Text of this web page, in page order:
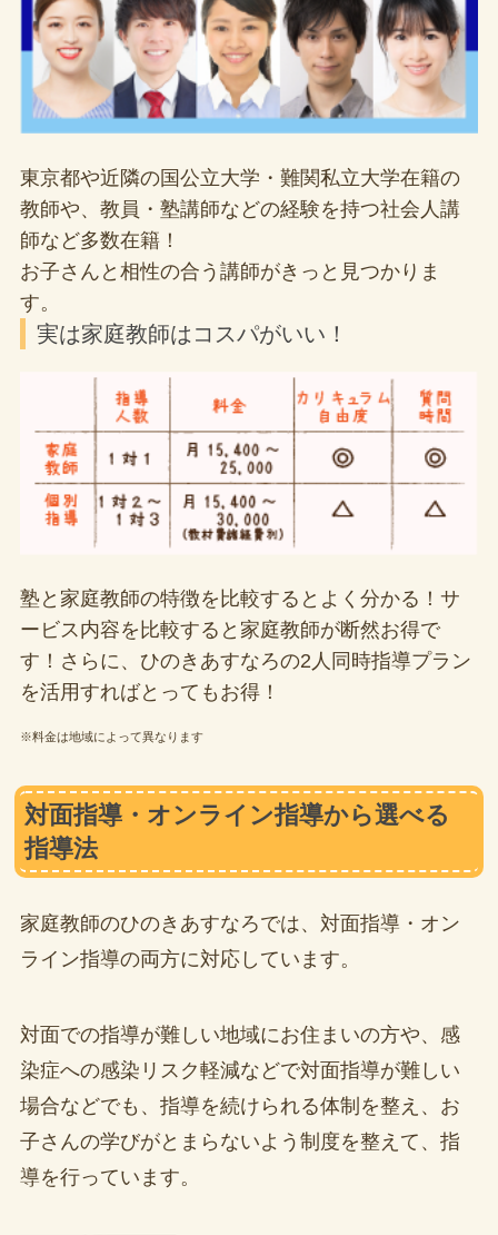
東京都や近隣の国公立大学・難関私立大学在籍の
教師や、教員・塾講師などの経験を持つ社会人講
師など多数在籍！
お子さんと相性の合う講師がきっと見つかりま
す。
実は家庭教師はコスパがいい！
塾と家庭教師の特徴を比較するとよく分かる！サ
ービス内容を比較すると家庭教師が断然お得で
す！さらに、ひのきあすなろの2人同時指導プラン
を活用すればとってもお得！
※料金は地域によって異なります
対面指導・オンライン指導から選べる
指導法
家庭教師のひのきあすなろでは、対面指導・オン
ライン指導の両方に対応しています。
対面での指導が難しい地域にお住まいの方や、感
染症への感染リスク軽減などで対面指導が難しい
場合などでも、指導を続けられる体制を整え、お
子さんの学びがとまらないよう制度を整えて、指
導を行っています。